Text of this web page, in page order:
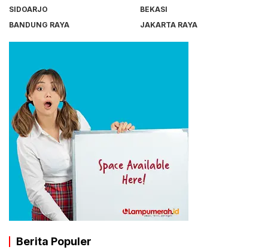
SIDOARJO
BEKASI
BANDUNG RAYA
JAKARTA RAYA
Berita Populer